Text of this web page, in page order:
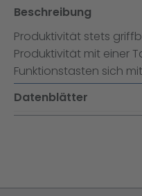
Beschreibung
Produktivität stets
Produktivität mit einer
Funktionstasten sich
Datenblätter